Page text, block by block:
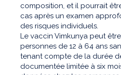
composition, et il pourrait
cas après un examen
des risques individuels.
Le vaccin Vimkunya peut
personnes de 12 à 64 ans
tenant compte de la durée
documentée limitée à six